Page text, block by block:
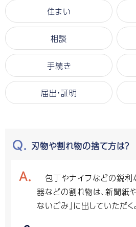
住まい
相談
手続き
届出・証明
刃物や割れ物の捨て方は？
包丁やナイフなどの鋭利
器などの割れ物は、新聞紙
ないごみ』に出していただく